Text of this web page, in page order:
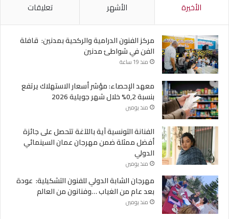
الأخيرة الأشهر تعليقات
مركز الفنون الدرامية والركحية بمدنين: قافلة
الفن في شواطئ مدنين
منذ 19 ساعة
معهد الإحصاء: مؤشر أسعار الاستهلاك يرتفع
بنسبة 0,2% خلال شهر جويلية 2026
منذ يومين
الفنانة التونسية آية باللآغة تتحصل على جائزة
أفضل ممثلة ضمن مهرجان عمان السينمائي
الدولي
منذ يومين
مهرجان الشابة الدولي للفنون التشكيلية: عودة
بعد عام من الغياب …وفنانون من العالم
منذ يومين